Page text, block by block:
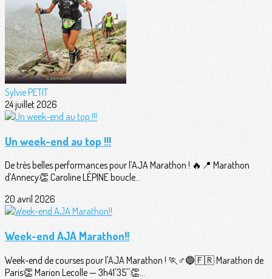
Sylvie PETIT
24 juillet 2026
Un week-end au top !!!
De très belles performances pour l’AJA Marathon ! 🔥📍 Marathon
d’Annecy👏 Caroline LÉPINE boucle...
20 avril 2026
Week-end AJA Marathon!!
Week-end de courses pour l'AJA Marathon ! 🏃♂️🔵🇫🇷 Marathon de
Paris👏 Marion Lecolle — 3h41'35''👏...